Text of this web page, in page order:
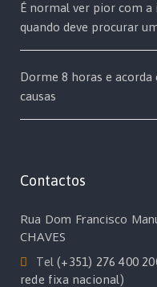
É normal ver pior com a
quando deve procurar
Dorme 8 horas e acorda
causas
Contactos
Rua Dom Francisco
CHAVES
Tel(+351) 276 400
rede fixa nacional)